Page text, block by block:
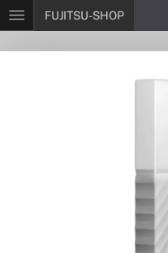
FUJITSU-SHOP